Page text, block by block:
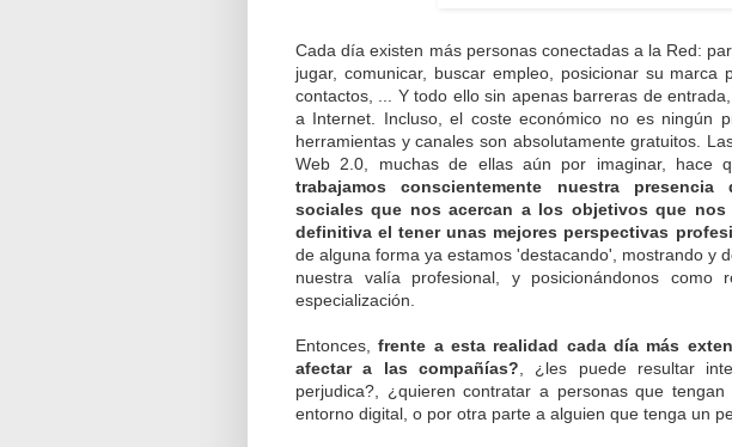
Cada día existen más personas conectadas a la Red:
jugar, comunicar, buscar empleo, posicionar su marca
contactos, ... Y todo ello sin apenas barreras de
a Internet. Incluso, el coste económico no es ningún
herramientas y canales son absolutamente gratuitos.
Web 2.0, muchas de ellas aún por imaginar, hace
trabajamos conscientemente nuestra
sociales que nos acercan a los objetivos que nos
definitiva el tener unas mejores perspectivas
de alguna forma ya estamos 'destacando', mostrando y
nuestra valía profesional, y posicionándonos como
especialización.
Entonces,frente a esta realidad cada día más
afectar a las compañías? , ¿les puede resultar
perjudica?, ¿quieren contratar a personas que
entorno digital, o por otra parte a alguien que tenga un